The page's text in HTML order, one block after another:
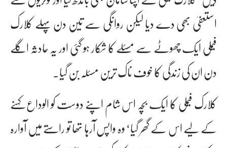
استعفیٰ بھی دے دیا لیکن روانگی سے تین دن پہلے کلارک
فیملی ایک چھوٹے سے مسئلے کا شکار ہو گئی اور یہ حادثہ اگلے
دن ان کی زندگی کا خوف ناک ترین مسئلہ بن گیا۔
کلارک فیملی کا ایک بچہ اس شام اپنے دوست کو الوداع کہنے
کے لیے اس کے گھر گیا‘ وہ واپس آرہا تھا تو راستے میں آوارہ